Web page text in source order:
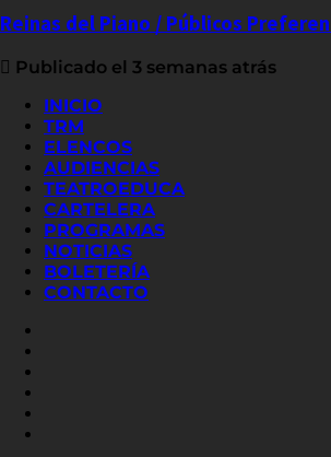
Reinas del Piano / Públicos
Publicado el 3 semanas atrás
INICIO
TRM
ELENCOS
AUDIENCIAS
TEATROEDUCA
CARTELERA
PROGRAMAS
NOTICIAS
BOLETERÍA
CONTACTO